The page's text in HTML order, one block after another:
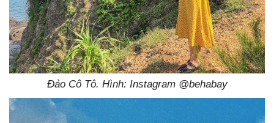
Đảo Cô Tô. Hình: Instagram @behabay